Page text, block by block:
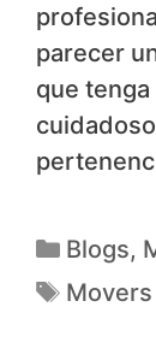
Movers
Search